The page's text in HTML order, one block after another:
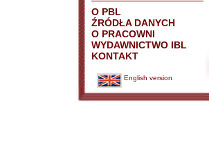
O PBL
ŹRÓDŁA DANYCH
O PRACOWNI
WYDAWNICTWO IBL
KONTAKT
English version